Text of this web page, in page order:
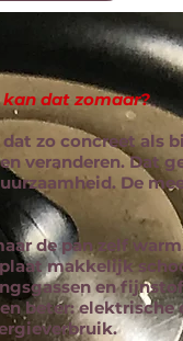
dat zomaar?
zo concreet als
veranderen. Dat
De
de pan zelf
makkelijk
en
beter: